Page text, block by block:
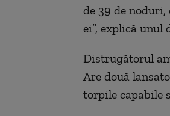
de 39 de
ei”, explică
Distrugătorul
Are două
torpile capabile